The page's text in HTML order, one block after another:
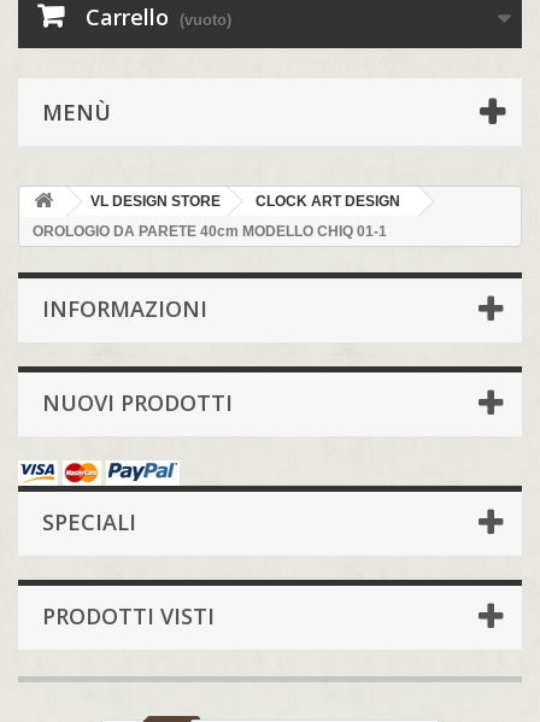
Carrello (vuoto)
MENÙ
VL DESIGN STORE
CLOCK ART DESIGN
OROLOGIO DA PARETE 40cm MODELLO CHIQ 01-1
INFORMAZIONI
NUOVI PRODOTTI
SPECIALI
PRODOTTI VISTI